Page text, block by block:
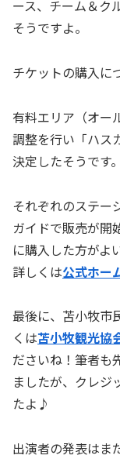
ース、チーム＆ク
そうですよ。
チケットの購入に
有料エリア（オー
調整を行い「ハス
決定したそうです。
それぞれのステー
ガイドで販売が開
に購入した方がよ
詳しくは公式ホー
最後に、苫小牧市
くは苫小牧観光協
ださいね！筆者も
ましたが、クレジ
たよ♪
出演者の発表はま